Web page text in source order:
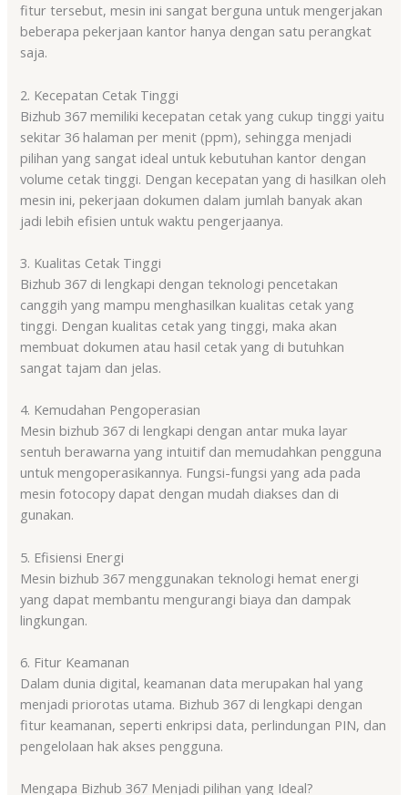
fitur tersebut, mesin ini sangat berguna untuk mengerjakan
beberapa pekerjaan kantor hanya dengan satu perangkat
saja.
2. Kecepatan Cetak Tinggi
Bizhub 367 memiliki kecepatan cetak yang cukup tinggi yaitu
sekitar 36 halaman per menit (ppm), sehingga menjadi
pilihan yang sangat ideal untuk kebutuhan kantor dengan
volume cetak tinggi. Dengan kecepatan yang di hasilkan oleh
mesin ini, pekerjaan dokumen dalam jumlah banyak akan
jadi lebih efisien untuk waktu pengerjaanya.
3. Kualitas Cetak Tinggi
Bizhub 367 di lengkapi dengan teknologi pencetakan
canggih yang mampu menghasilkan kualitas cetak yang
tinggi. Dengan kualitas cetak yang tinggi, maka akan
membuat dokumen atau hasil cetak yang di butuhkan
sangat tajam dan jelas.
4. Kemudahan Pengoperasian
Mesin bizhub 367 di lengkapi dengan antar muka layar
sentuh berawarna yang intuitif dan memudahkan pengguna
untuk mengoperasikannya. Fungsi-fungsi yang ada pada
mesin fotocopy dapat dengan mudah diakses dan di
gunakan.
5. Efisiensi Energi
Mesin bizhub 367 menggunakan teknologi hemat energi
yang dapat membantu mengurangi biaya dan dampak
lingkungan.
6. Fitur Keamanan
Dalam dunia digital, keamanan data merupakan hal yang
menjadi priorotas utama. Bizhub 367 di lengkapi dengan
fitur keamanan, seperti enkripsi data, perlindungan PIN, dan
pengelolaan hak akses pengguna.
Mengapa Bizhub 367 Menjadi pilihan yang Ideal?